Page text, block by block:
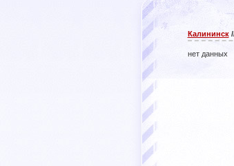
Калининск
нет данных